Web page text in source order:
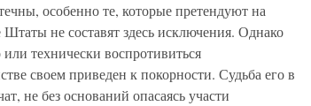
особенно те, которые претендуют на
не составят здесь исключения. Однако
технически воспротивиться
своем приведен к покорности. Судьба его в
не без оснований опасаясь участи